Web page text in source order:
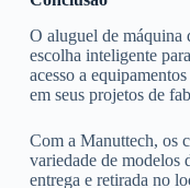
O aluguel de máquina
escolha inteligente
acesso a
em seus projetos de
Com a Manuttech, os
variedade de modelos
entrega e retirada no